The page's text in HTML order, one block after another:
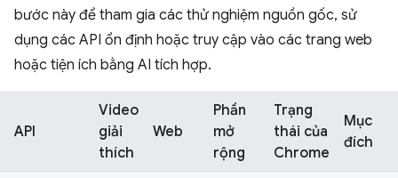
bước này để tham gia các thử nghiệm nguồn gốc, sử
dụng các API ổn định hoặc truy cập vào các trang web
hoặc tiện ích bằng AI tích hợp.
API
Video
giải
thích
Web
Phần
mở
rộng
Trạng
thái của
Chrome
Mục
đích